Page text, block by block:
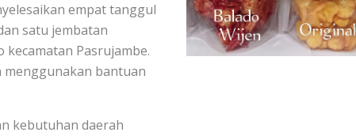
empat tanggul
satu jembatan
kecamatan Pasrujambe.
menggunakan bantuan
kebutuhan daerah